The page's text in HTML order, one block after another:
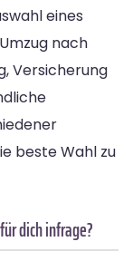
eines
nach
Versicherung
beste Wahl zu
dich infrage?